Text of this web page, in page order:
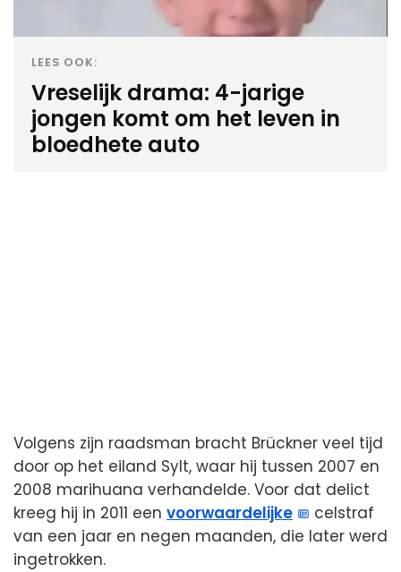
LEES OOK:
Vreselijk drama: 4-jarige
jongen komt om het leven in
bloedhete auto
Volgens zijn raadsman bracht Brückner veel tijd
door op het eiland Sylt, waar hij tussen 2007 en
2008 marihuana verhandelde. Voor dat delict
kreeg hij in 2011 een voorwaardelijke
celstraf
van een jaar en negen maanden, die later werd
ingetrokken.